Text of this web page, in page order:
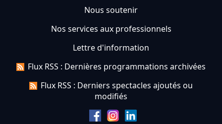
Nous soutenir
Nos services aux professionnels
Lettre d'information
Flux RSS : Dernières programmations archivées
Flux RSS : Derniers spectacles ajoutés ou
modifiés